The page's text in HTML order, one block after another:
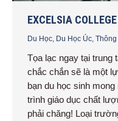
EXCELSIA
Du Học Du Học Úc Thông
Tọa lạc ngay tại trung
chắc chắn sẽ là một
bạn du học sinh
trình giáo dục chất
phải chăng! Loại